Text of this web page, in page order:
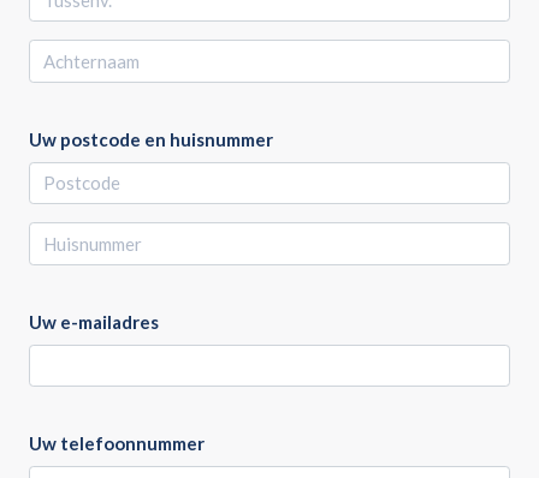
Uw postcode en huisnummer
Uw e-mailadres
Uw telefoonnummer